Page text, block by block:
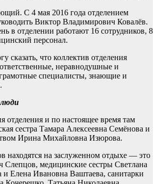
С 4 мая 2016 года отделением
Виктор Владимирович Ковалёв.
в отделении работают 16 сотрудников, 8
персонал.
сказать, что коллектив отделения
неравнодушные и
специалисты, знающие и
отделения и по настоящее время там
сестра Тамара Алексеевна Семёнова и
Ирина Михайловна Изюрова.
находятся на заслуженном отдыхе — это
Слепцов, медицинские сестры Светлана
и Елена Ивановна Ваштаева, санитарки